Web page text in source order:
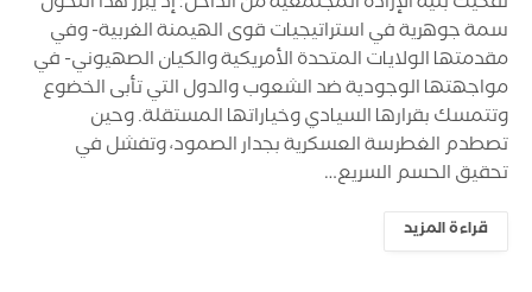
سمة جوهرية في استراتيجيات قوى الهيمنة الغربية- وفي
مقدمتها الولايات المتحدة الأمريكية والكيان الصهيوني- في
مواجهتها الوجودية ضد الشعوب والدول التي تأبى الخضوع
وتتمسك بقرارها السيادي وخياراتها المستقلة. وحين
تصطدم الغطرسة العسكرية بجدار الصمود، وتفشل في
تحقيق الحسم السريع…
قراءة المزيد